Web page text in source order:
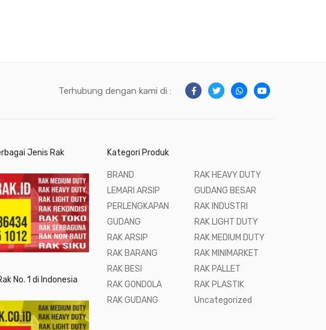
Terhubung dengan kami di :
Jenis Rak
No. 1 di Indonesia
Kategori Produk
BRAND
LEMARI ARSIP
PERLENGKAPAN
GUDANG
RAK ARSIP
RAK BARANG
RAK BESI
RAK GONDOLA
RAK GUDANG
RAK HEAVY DUTY
GUDANG BESAR
RAK INDUSTRI
RAK LIGHT DUTY
RAK MEDIUM DUTY
RAK MINIMARKET
RAK PALLET
RAK PLASTIK
Uncategorized